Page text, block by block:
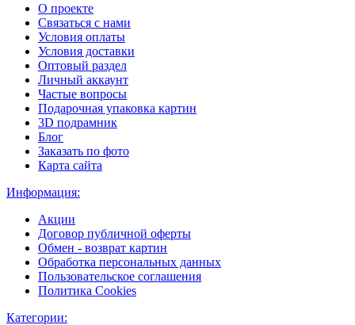
О проекте
Связаться с нами
Условия оплаты
Условия доставки
Оптовый раздел
Личный аккаунт
Частые вопросы
Подарочная упаковка картин
3D подрамник
Блог
Заказать по фото
Карта сайта
Информация:
Акции
Договор публичной оферты
Обмен - возврат картин
Обработка персональных данных
Пользовательское соглашения
Политика Cookies
Категории: